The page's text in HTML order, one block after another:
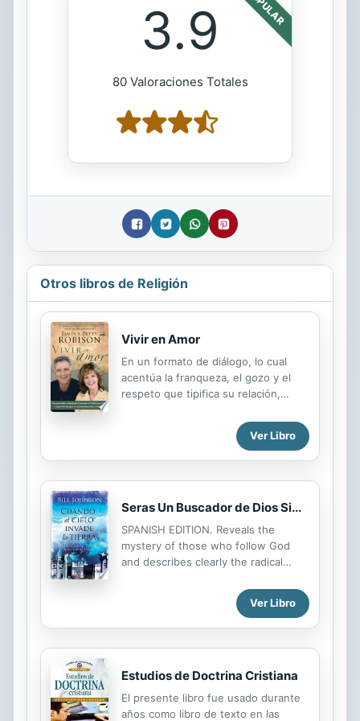
3.9
80 Valoraciones Totales
Otros libros de Religión
Vivir en Amor
En un formato de diálogo, lo cual
acentúa la franqueza, el gozo y el
respeto que tipifica su relación,
práctica. Además, dan consejos
sobre asuntos matrimoniales como:
las expectativas, la confianza, las
paternidad, la comunicación y más.
todo lo bueno es posible.
Ver Libro
Seras Un Buscador de Dios Si...
SPANISH EDITION. Reveals the
mystery of those who follow God
and describes clearly the radical
the same time, it discovers the
personal description of a God
chaser. Get ready; you might
spirit.
Ver Libro
Estudios de Doctrina Cristiana
El presente libro fue usado durante
años como libro de texto en las